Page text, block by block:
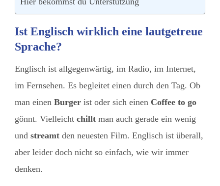
Ist Englisch wirklich eine lautgetreue
Sprache?
Englisch ist allgegenwärtig, im Radio, im Internet,
im Fernsehen. Es begleitet einen durch den Tag. Ob
man einen Burger ist oder sich einen Coffee to go
gönnt. Vielleicht chillt man auch gerade ein wenig
und streamt den neuesten Film. Englisch ist überall,
aber leider doch nicht so einfach, wie wir immer
denken.